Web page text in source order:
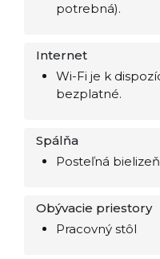
potrebná).
Internet
Wi-Fi je k
bezplatné.
Spálňa
Posteľná bielizeň
Obývacie priestory
Pracovný stôl